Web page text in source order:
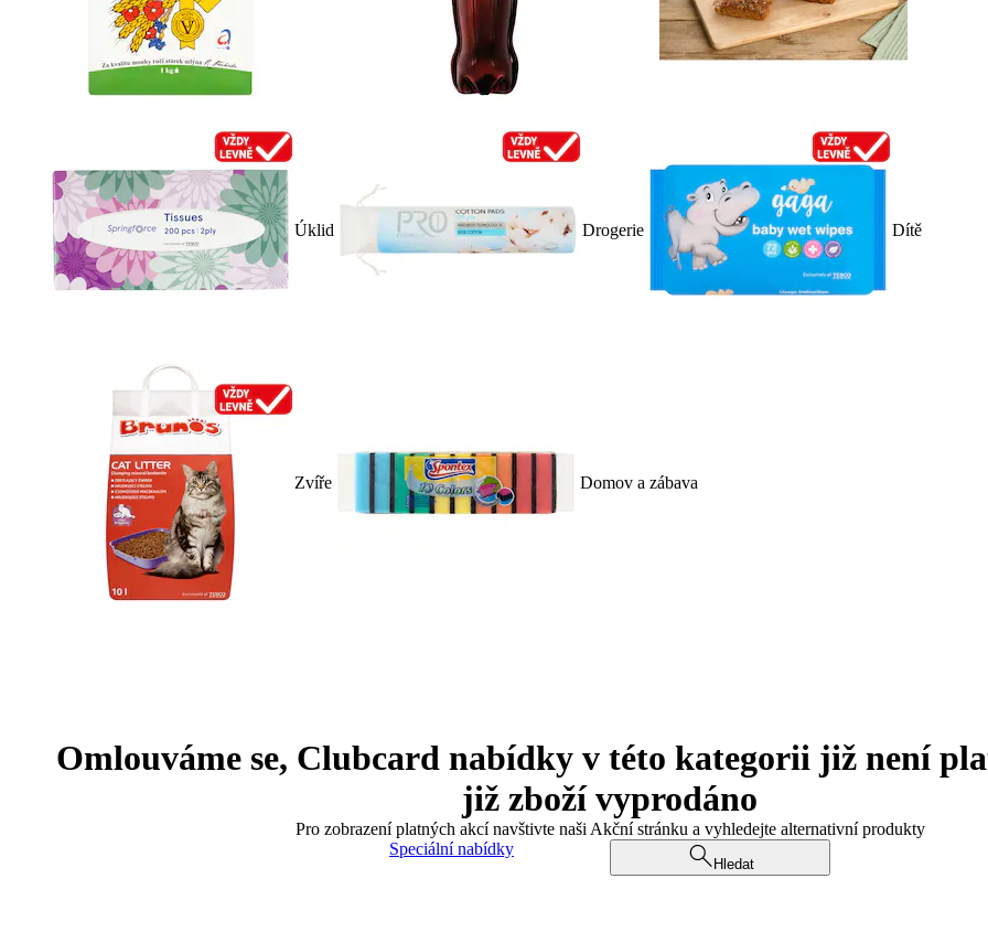
Úklid Drogerie Dítě
Zvíře Domov a zábava
Omlouváme se, Clubcard nabídky v této kategorii již není
již zboží vyprodáno
Pro zobrazení platných akcí navštivte naši Akční stránku a vyhledejte alternativní produkty
Speciální nabídky
Hledat